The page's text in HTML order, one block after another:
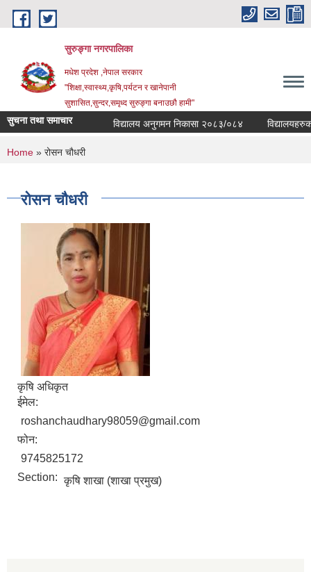
Skip to main content
सुरुङ्‍गा नगरपालिका
मधेश प्रदेश ,नेपाल सरकार
"शिक्षा,स्वास्थ्य,कृषि,पर्यटन र खानेपानी
सुशासित,सुन्दर,समृध्द सुरुङ्गा बनाउछौ हामी"
सुचना तथा समाचार विद्यालय अनुगमन निकासा २०८३/०८४
You are here
Home » रोसन चौधरी
रोसन चौधरी
कृषि अधिकृत
ईमेल:
roshanchaudhary98059@gmail.com
फोन:
9745825172
Section: कृषि शाखा (शाखा प्रमुख)